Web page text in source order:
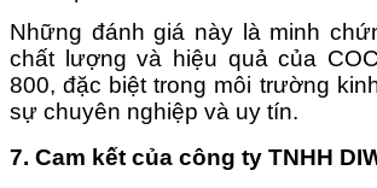
Những đánh giá này là minh
chất lượng và hiệu quả của
800, đặc biệt trong môi trường
sự chuyên nghiệp và uy tín.
7. Cam kết của công ty TNHH